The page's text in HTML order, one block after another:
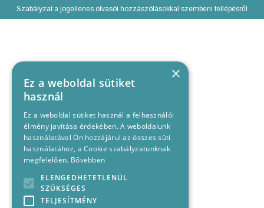
Szabályzat a jogellenes olvasói hozzászólásokkal szembeni fellépésről
×
Ez a weboldal sütiket
használ
Ez a weboldal sütiket használ a felhasználói
élmény javítása érdekében. A weboldalunk
használatával Ön hozzájárul az összes süti
használatához, a Cookie szabályzatunknak
megfelelően. Bővebben
ELENGEDHETETLENÜL
SZÜKSÉGES
TELJESÍTMÉNY